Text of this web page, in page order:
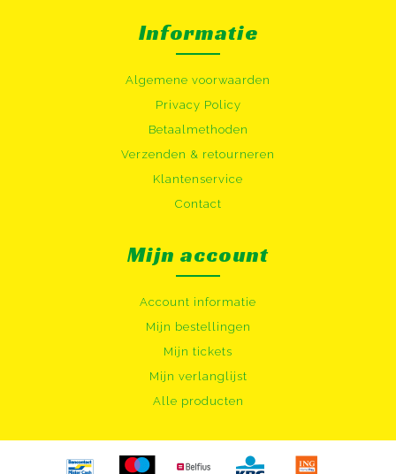
Informatie
Algemene voorwaarden
Privacy Policy
Betaalmethoden
Verzenden & retourneren
Klantenservice
Contact
Mijn account
Account informatie
Mijn bestellingen
Mijn tickets
Mijn verlanglijst
Alle producten